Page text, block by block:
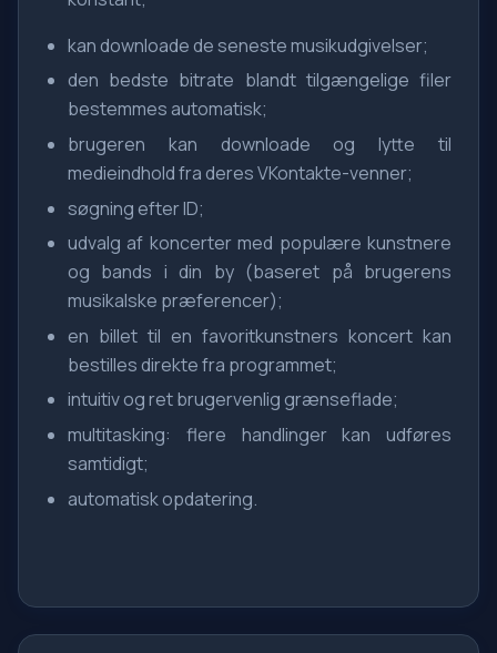
kan downloade de seneste musikudgivelser;
den bedste bitrate blandt tilgængelige filer
bestemmes automatisk;
brugeren kan downloade og lytte til
medieindhold fra deres VKontakte-venner;
søgning efter ID;
udvalg af koncerter med populære kunstnere
og bands i din by (baseret på brugerens
musikalske præferencer);
en billet til en favoritkunstners koncert kan
bestilles direkte fra programmet;
intuitiv og ret brugervenlig grænseflade;
multitasking: flere handlinger kan udføres
samtidigt;
automatisk opdatering.